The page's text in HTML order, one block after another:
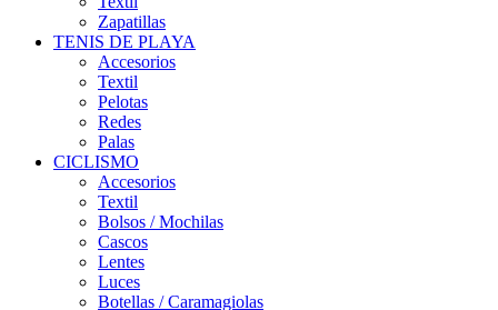
Zapatillas
TENIS DE PLAYA
Accesorios
Textil
Pelotas
Redes
Palas
CICLISMO
Accesorios
Textil
Bolsos / Mochilas
Cascos
Lentes
Luces
Botellas / Caramagiolas